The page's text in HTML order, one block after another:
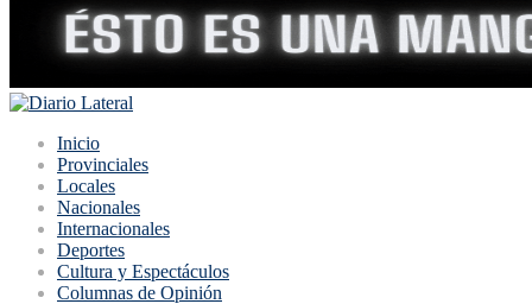
Inicio
Provinciales
Locales
Nacionales
Internacionales
Deportes
Cultura y Espectáculos
Columnas de Opinión